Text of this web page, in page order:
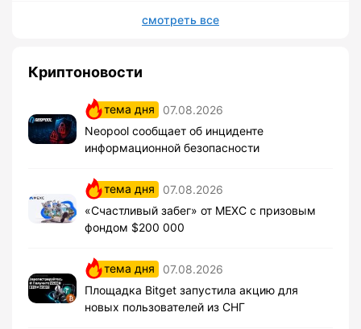
смотреть все
Криптоновости
тема дня
07.08.2026
Neopool сообщает об инциденте
информационной безопасности
тема дня
07.08.2026
«Счастливый забег» от MEXC с призовым
фондом $200 000
тема дня
07.08.2026
Площадка Bitget запустила акцию для
новых пользователей из СНГ